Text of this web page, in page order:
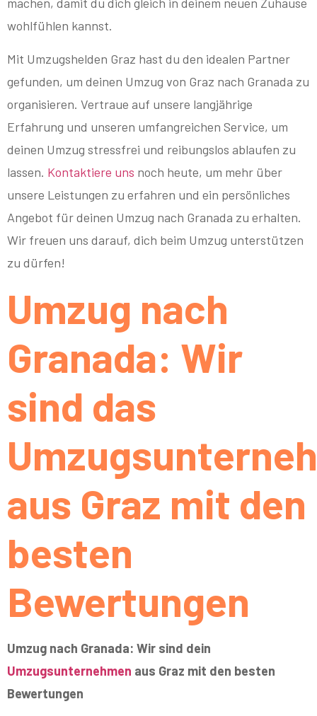
wohlfühlen kannst.
Mit Umzugshelden Graz hast du den idealen Partner
gefunden, um deinen Umzug von Graz nach Granada zu
organisieren. Vertraue auf unsere langjährige
Erfahrung und unseren umfangreichen Service, um
deinen Umzug stressfrei und reibungslos ablaufen zu
lassen. Kontaktiere uns noch heute, um mehr über
unsere Leistungen zu erfahren und ein persönliches
Angebot für deinen Umzug nach Granada zu erhalten.
Wir freuen uns darauf, dich beim Umzug unterstützen
zu dürfen!
Umzug nach
Granada: Wir
sind das
aus Graz mit den
besten
Bewertungen
Umzug nach Granada: Wir sind dein
Umzugsunternehmen aus Graz mit den besten
Bewertungen